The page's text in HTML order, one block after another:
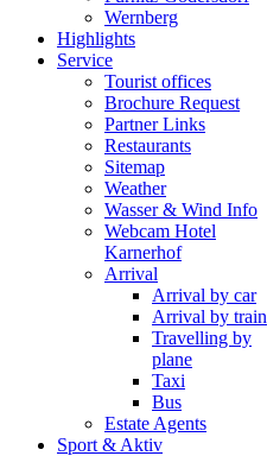
Wernberg
Highlights
Service
Tourist offices
Brochure Request
Partner Links
Restaurants
Sitemap
Weather
Wasser & Wind Info
Webcam Hotel
Karnerhof
Arrival
Arrival by car
Arrival by train
Travelling by
plane
Taxi
Bus
Estate Agents
Sport & Aktiv